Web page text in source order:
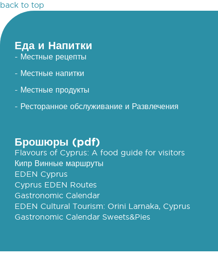
back to top
Еда и Напитки
- Местные рецепты
- Местные напитки
- Местные продукты
- Ресторанное обслуживание и Развлечения
Брошюры (pdf)
Flavours of Cyprus: A food guide for visitors
Кипр Винные маршруты
EDEN Cyprus
Cyprus EDEN Routes
Gastronomic Calendar
EDEN Cultural Tourism: Orini Larnaka, Cyprus
Gastronomic Calendar Sweets&Pies